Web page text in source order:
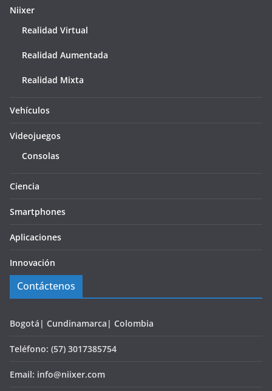
Niixer
Realidad Virtual
Realidad Aumentada
Realidad Mixta
Vehículos
Videojuegos
Consolas
Ciencia
Smartphones
Aplicaciones
Innovación
Contáctenos
Bogotá| Cundinamarca| Colombia
Teléfono: (57) 3017385754
Email: info@niixer.com